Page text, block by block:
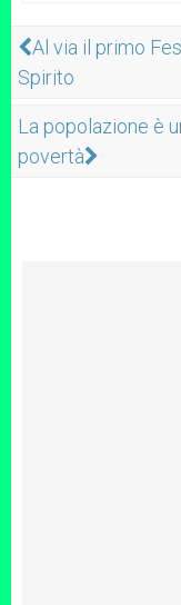
Al via il primo
Spirito
La popolazione è
povertà